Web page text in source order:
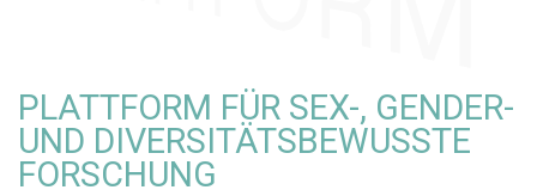
PLATTFORM FÜR SEX-, GENDER-
UND DIVERSITÄTSBEWUSSTE
FORSCHUNG